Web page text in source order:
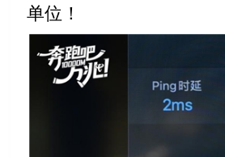
单位！